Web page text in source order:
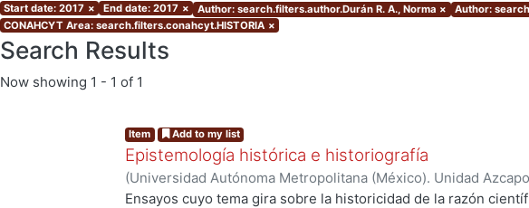
Start date: 2017 × End date: 2017 × Author: search.filters.author.Durán R. A., Norma × Author:
CONAHCYT Area: search.filters.conahcyt.HISTORIA ×
Search Results
Now showing 1 - 1 of 1
Item Add to my list
Epistemología histórica e historiografía
(Universidad Autónoma Metropolitana (México). Unidad
Ciencias Sociales y Humanidades.,2017)Hartog, François;
Ensayos cuyo tema gira sobre la historicidad de la razón